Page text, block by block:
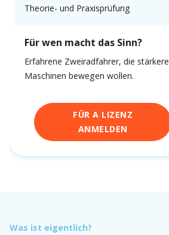
Theorie- und Praxisprüfung
Für wen macht das Sinn?
Erfahrene Zweiradfahrer, die stärkere
Maschinen bewegen wollen.
FÜR A LIZENZ
ANMELDEN
Was ist eigentlich?